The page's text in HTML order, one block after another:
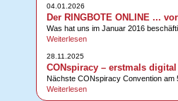
04.01.2026
Der RINGBOTE ONLINE ...
Was hat uns im Januar 2016
Weiterlesen
28.11.2025
CONspiracy – erstmals
Nächste CONspiracy Convention am
Weiterlesen